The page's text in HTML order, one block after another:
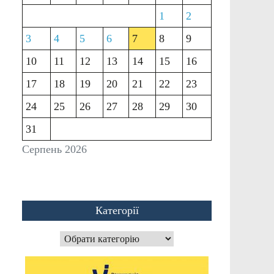
Серпень 2026
1
2
3
4 5 6 7 8
9
10
11 12 13 14 15
16
17
18 19 20 21 22
23
24
25 26 27 28 29
30
31
Категорії
Категорії